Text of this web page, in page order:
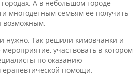
А в небольшом городе
многодетным семьям ее получить
возможным.
нужно. Так решили кимовчанки и
участвовать в котором
по оказанию
помощи.